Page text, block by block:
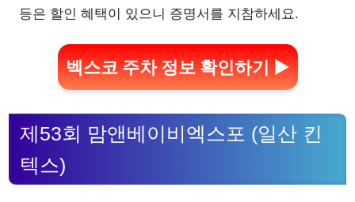
등은 할인 혜택이 있으니 증명서를 지참하세요.
벡스코 주차 정보 확인하기 ▶
제53회 맘앤베이비엑스포 (일산 킨
텍스)